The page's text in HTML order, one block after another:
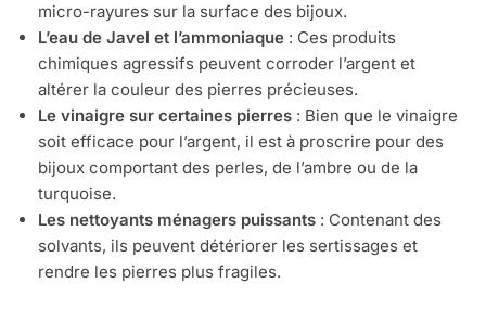
micro-rayures sur la surface des bijoux.
L’eau de Javel et l’ammoniaque : Ces produits
chimiques agressifs peuvent corroder l’argent et
altérer la couleur des pierres précieuses.
Le vinaigre sur certaines pierres : Bien que le vinaigre
soit efficace pour l’argent, il est à proscrire pour des
bijoux comportant des perles, de l’ambre ou de la
turquoise.
Les nettoyants ménagers puissants : Contenant des
solvants, ils peuvent détériorer les sertissages et
rendre les pierres plus fragiles.